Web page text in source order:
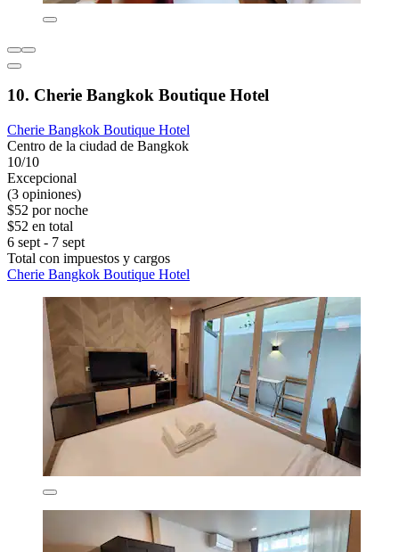
10. Cherie Bangkok Boutique Hotel
Cherie Bangkok Boutique Hotel
Centro de la ciudad de Bangkok
10/10
Excepcional
(3 opiniones)
$52 por noche
$52 en total
6 sept - 7 sept
Total con impuestos y cargos
Cherie Bangkok Boutique Hotel